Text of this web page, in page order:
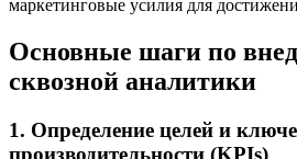
маркетинговые усилия для
Основные шаги по
сквозной аналитики
1. Определение целей и
производительности (KPIs)